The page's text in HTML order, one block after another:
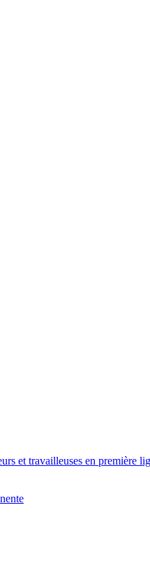
et travailleuses en première